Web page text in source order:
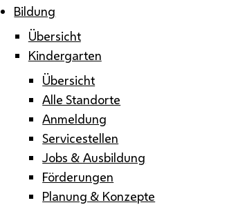
Bildung
Übersicht
Kindergarten
Übersicht
Alle Standorte
Anmeldung
Servicestellen
Jobs & Ausbildung
Förderungen
Planung & Konzepte